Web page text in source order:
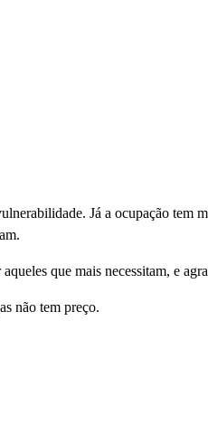
Já a ocupação tem
que mais necessitam, e
não tem preço.